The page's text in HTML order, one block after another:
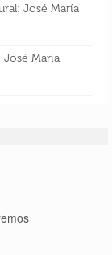
José María
María